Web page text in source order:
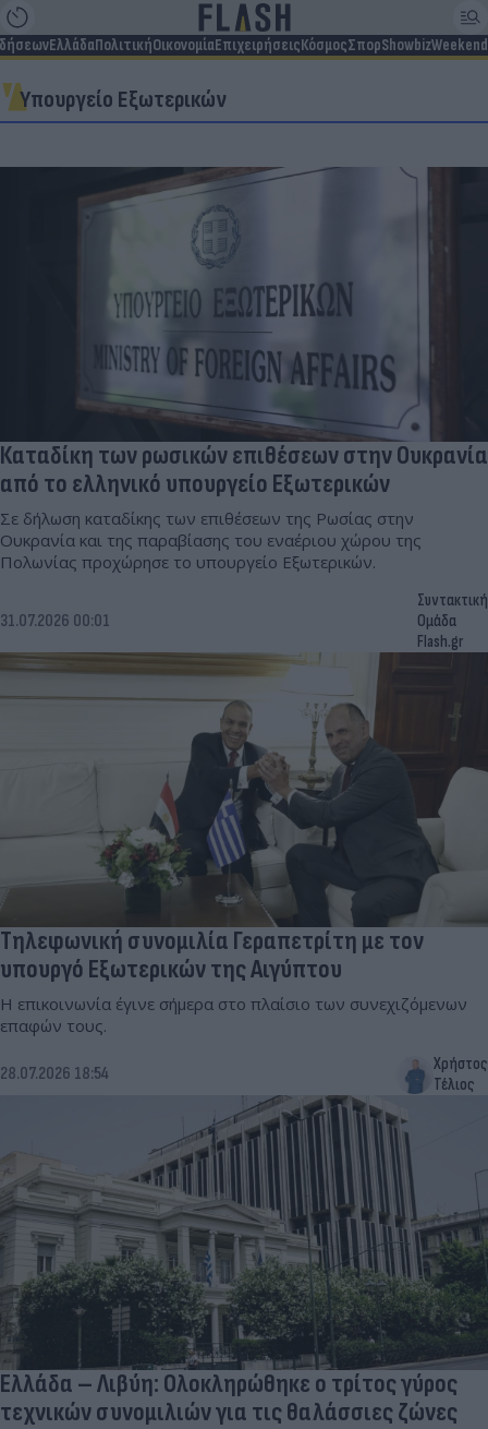
ΕλλάδαΠολιτικήΟικονομίαΕπιχειρήσειςΚόσμοςΣπορShowbizWeekend
Υπουργείο Εξωτερικών
Καταδίκη των ρωσικών επιθέσεων στην Ουκρανία
από το ελληνικό υπουργείο Εξωτερικών
Σε δήλωση καταδίκης των επιθέσεων της Ρωσίας στην
Ουκρανία και της παραβίασης του εναέριου χώρου της
Πολωνίας προχώρησε το υπουργείο Εξωτερικών.
31.07.2026 00:01
Συντακτική
Ομάδα
Flash.gr
Τηλεφωνική συνομιλία Γεραπετρίτη με τον
υπουργό Εξωτερικών της Αιγύπτου
Η επικοινωνία έγινε σήμερα στο πλαίσιο των συνεχιζόμενων
επαφών τους.
28.07.2026 18:54
Χρήστος
Τέλιος
Ελλάδα – Λιβύη: Ολοκληρώθηκε ο τρίτος γύρος
τεχνικών συνομιλιών για τις θαλάσσιες ζώνες